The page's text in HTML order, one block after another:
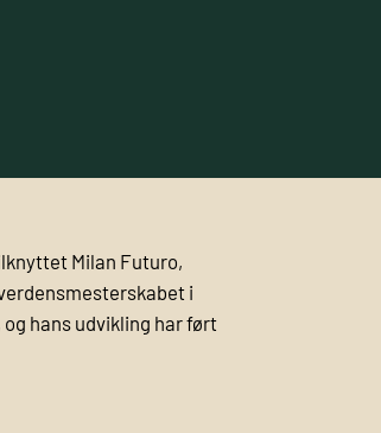
Milan Futuro,
i
hans udvikling har ført